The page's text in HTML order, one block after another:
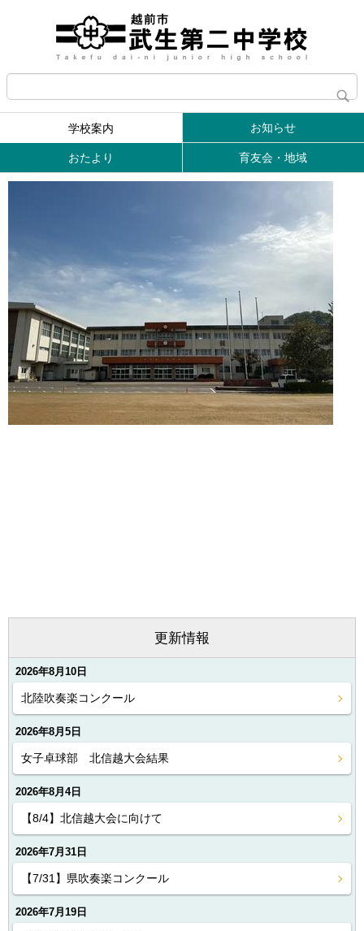
学校案内 お知らせ
おたより 育友会・地域
更新情報
2026年8月10日
北陸吹奏楽コンクール
2026年8月5日
女子卓球部 北信越大会結果
2026年8月4日
【8/4】北信越大会に向けて
2026年7月31日
【7/31】県吹奏楽コンクール
2026年7月19日